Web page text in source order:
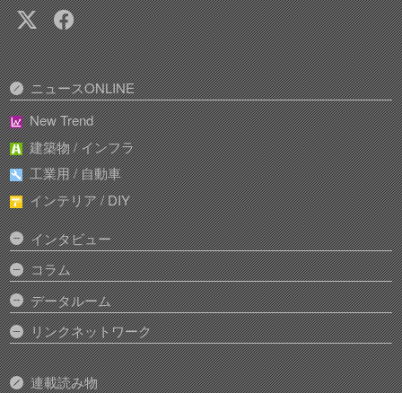
ニュースONLINE
New Trend
建築物 / インフラ
工業用 / 自動車
インテリア / DIY
インタビュー
コラム
データルーム
リンクネットワーク
連載読み物